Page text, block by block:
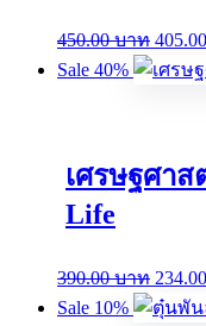
450.00บาท
price
was:
405.00
Sale 40%
เศรษฐศาส
Life
390.00บาท
price
was:
234.00
Sale 10%